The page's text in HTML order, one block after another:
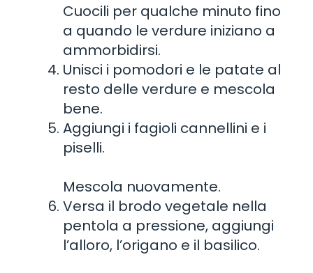
Cuocili per qualche minuto fino
a quando le verdure iniziano a
ammorbidirsi.
Unisci i pomodori e le patate al
resto delle verdure e mescola
bene.
Aggiungi i fagioli cannellini e i
piselli.
Mescola nuovamente.
Versa il brodo vegetale nella
pentola a pressione, aggiungi
l’alloro, l’origano e il basilico.